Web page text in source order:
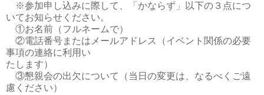
※参加申し込みに際して、「かならず」以下の３点につ
いてお知らせください。
①お名前（フルネームで）
②電話番号またはメールアドレス（イベント関係の必要
事項の連絡に利用い
たします）
③懇親会の出欠について（当日の変更は、なるべくご遠
慮ください）